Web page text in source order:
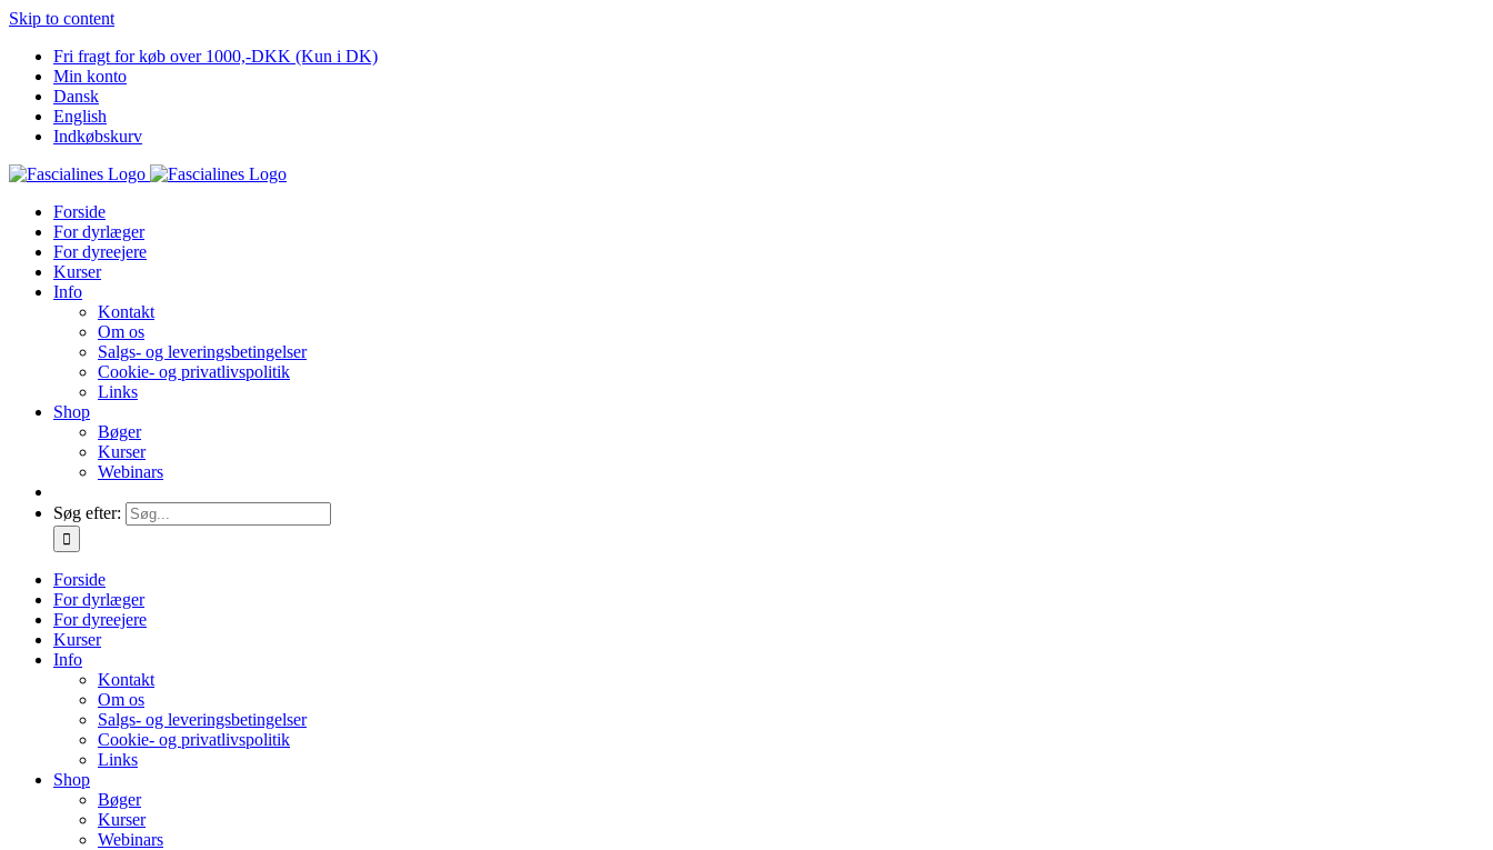
Skip to content
Fri fragt for køb over 1000,-DKK (Kun i DK)
Min konto
Dansk
English
Indkøbskurv
Forside
For dyrlæger
For dyreejere
Kurser
Info
Kontakt
Om os
Salgs- og leveringsbetingelser
Cookie- og privatlivspolitik
Links
Shop
Bøger
Kurser
Webinars
Søg efter:
Forside
For dyrlæger
For dyreejere
Kurser
Info
Kontakt
Om os
Salgs- og leveringsbetingelser
Cookie- og privatlivspolitik
Links
Shop
Bøger
Kurser
Webinars